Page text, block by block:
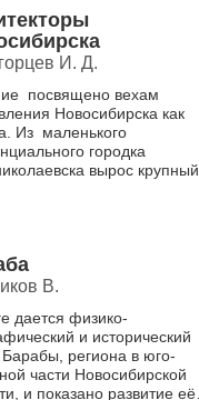
И. Д.
посвящено вехам
Новосибирска как
Из маленького
городка
вырос крупный
В.
дается физико-
и исторический
Барабы, региона в юго-
части Новосибирской
и показано развитие её